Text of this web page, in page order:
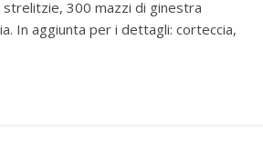
strelitzie, 300 mazzi di ginestra
In aggiunta per i dettagli: corteccia,